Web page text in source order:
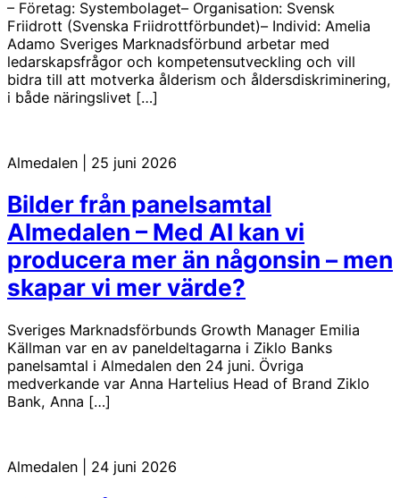
– Företag: Systembolaget– Organisation: Svensk
Friidrott (Svenska Friidrottförbundet)– Individ: Amelia
Adamo Sveriges Marknadsförbund arbetar med
ledarskapsfrågor och kompetensutveckling och vill
bidra till att motverka ålderism och åldersdiskriminering,
i både näringslivet […]
Almedalen 25 juni 2026
Bilder från panelsamtal
Almedalen – Med AI kan vi
producera mer än någonsin – men
skapar vi mer värde?
Sveriges Marknadsförbunds Growth Manager Emilia
Källman var en av paneldeltagarna i Ziklo Banks
panelsamtal i Almedalen den 24 juni. Övriga
medverkande var Anna Hartelius Head of Brand Ziklo
Bank, Anna […]
Almedalen 24 juni 2026